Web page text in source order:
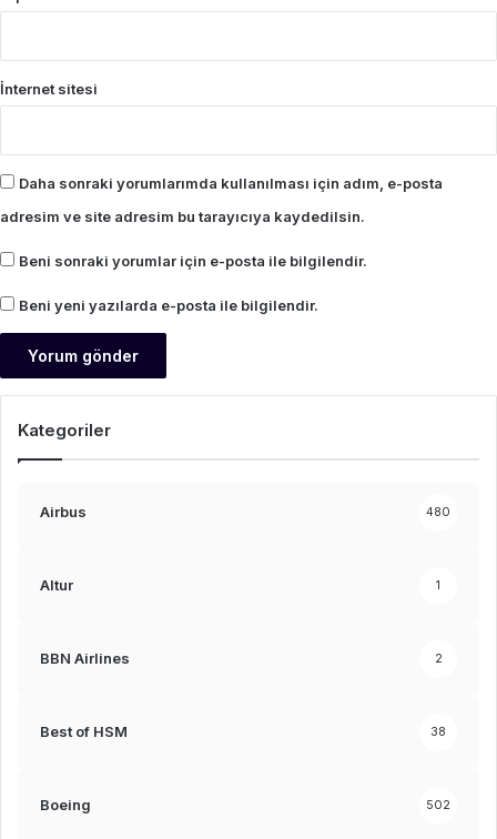
İnternet sitesi
Daha sonraki yorumlarımda kullanılması için adım, e-posta
adresim ve site adresim bu tarayıcıya kaydedilsin.
Beni sonraki yorumlar için e-posta ile bilgilendir.
Beni yeni yazılarda e-posta ile bilgilendir.
Kategoriler
Airbus 480
Altur 1
BBN Airlines 2
Best of HSM 38
Boeing 502